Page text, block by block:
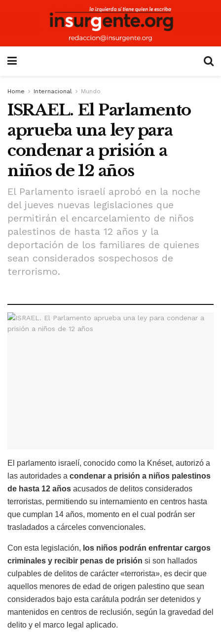
Home Internacional Mundo
ISRAEL. El Parlamento
aprueba una ley para
condenar a prisión a
niños de 12 años
El Parlamento israelí aprobó en la noche
del jueves nuevas legislaciones que
permitirán el encarcelamiento de niños
palestinos de hasta 12 años y la
deportación de los familiares de quienes
sean considerados sospechosos de
terrorismo.
El parlamento israelí, conocido como la Knéset, autorizó a
las autoridades a condenar a prisión a niños palestinos
de hasta 12 años acusados de delitos considerados
terroristas, permitiendo su internamiento en centros hasta
que cumplan 14 años, momento en el cual podrán ser
trasladados a cárceles convencionales.
Con esta legislación, los niños podrán enfrentar cargos
criminales y recibir penas de prisión si son hallados
culpables de delitos de carácter «terrorista», es decir que
aquellos menores de edad de origen palestino que sean
considerados bajo esta carátula podrán ser detenidos y
mantenidos en centros de reclusión, según la gravedad del
delito y el marco legal aplicado.